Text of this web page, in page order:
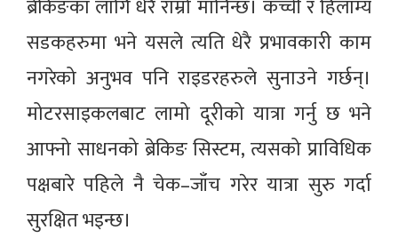
ब्रेकिङका लागि धेरै राम्रो मानिन्छ। कच्ची र हिलाम्य
सडकहरुमा भने यसले त्यति धेरै प्रभावकारी काम
नगरेको अनुभव पनि राइडरहरुले सुनाउने गर्छन्।
मोटरसाइकलबाट लामो दूरीको यात्रा गर्नु छ भने
आफ्नो साधनको ब्रेकिङ सिस्टम, त्यसको प्राविधिक
पक्षबारे पहिले नै चेक–जाँच गरेर यात्रा सुरु गर्दा
सुरक्षित भइन्छ।